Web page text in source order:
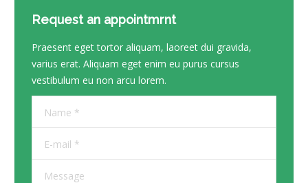
Request an appointmrnt
Praesent eget tortor aliquam, laoreet dui gravida,
varius erat. Aliquam eget enim eu purus cursus
vestibulum eu non arcu lorem.
Name *
E-mail *
Message